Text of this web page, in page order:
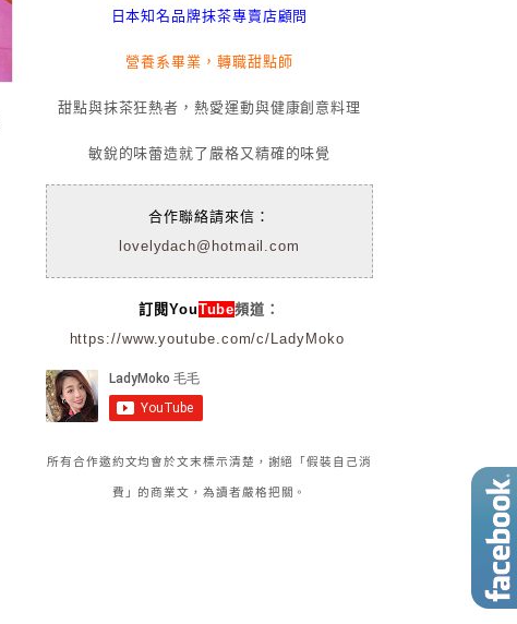
日本知名品牌抹茶專賣店顧問
營養系畢業，轉職甜點師
甜點與抹茶狂熱者，熱愛運動與健康創意料理
敏銳的味蕾造就了嚴格又精確的味覺
合作聯絡請來信：
lovelydach@hotmail.com
訂閱YouTube頻道：
https://www.youtube.com/c/LadyMoko
所有合作邀約文均會於文末標示清楚，謝絕「假裝自己消
費」的商業文，為讀者嚴格把關。